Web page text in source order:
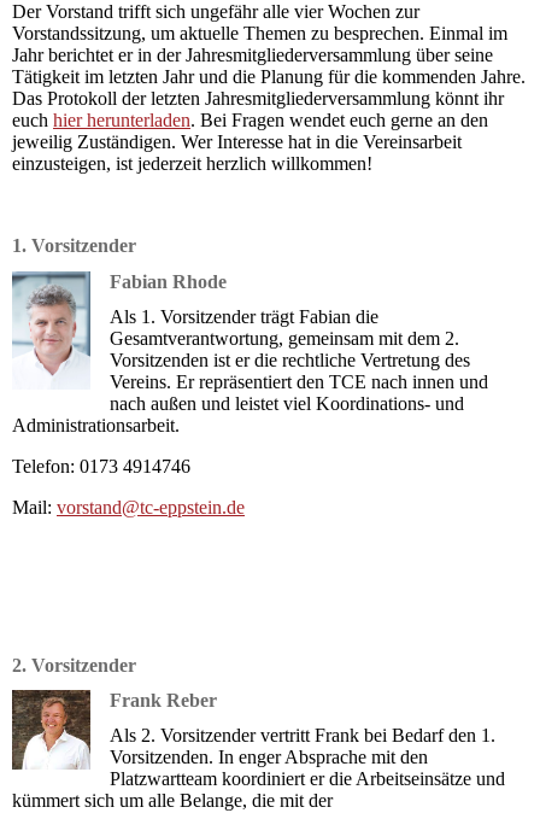
Der Vorstand trifft sich ungefähr alle vier Wochen zur
Vorstandssitzung, um aktuelle Themen zu besprechen. Einmal im
Jahr berichtet er in der Jahresmitgliederversammlung über seine
Tätigkeit im letzten Jahr und die Planung für die kommenden Jahre.
Das Protokoll der letzten Jahresmitgliederversammlung könnt ihr
euch hier herunterladen. Bei Fragen wendet euch gerne an den
jeweilig Zuständigen. Wer Interesse hat in die Vereinsarbeit
einzusteigen, ist jederzeit herzlich willkommen!
1. Vorsitzender
Fabian Rhode
Als 1. Vorsitzender trägt Fabian die
Gesamtverantwortung, gemeinsam mit dem 2.
Vorsitzenden ist er die rechtliche Vertretung des
Vereins. Er repräsentiert den TCE nach innen und
nach außen und leistet viel Koordinations- und
Administrationsarbeit.
Telefon: 0173 4914746
Mail: vorstand@tc-eppstein.de
2. Vorsitzender
Frank Reber
Als 2. Vorsitzender vertritt Frank bei Bedarf den 1.
Vorsitzenden. In enger Absprache mit den
Platzwartteam koordiniert er die Arbeitseinsätze und
kümmert sich um alle Belange, die mit der